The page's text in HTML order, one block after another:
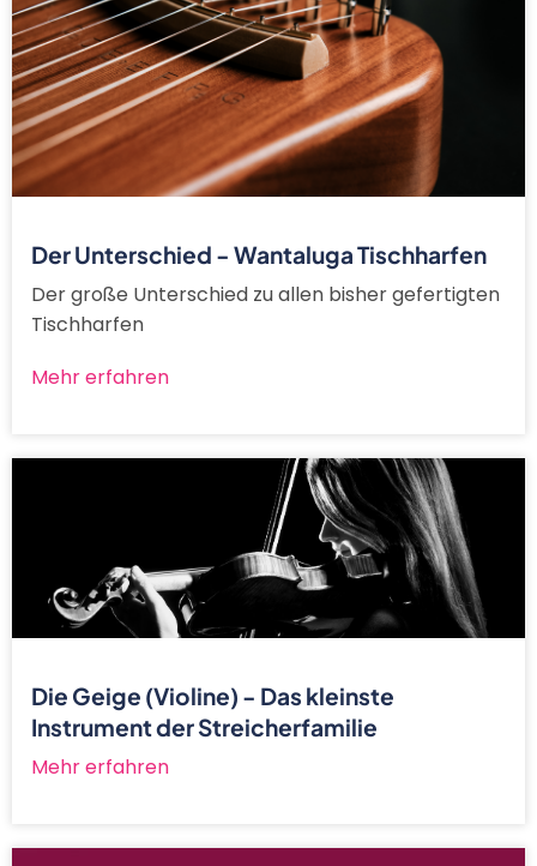
Der Unterschied - Wantaluga Tischharfen
Der große Unterschied zu allen bisher gefertigten
Tischharfen
Mehr erfahren
Die Geige (Violine) - Das kleinste
Instrument der Streicherfamilie
Mehr erfahren